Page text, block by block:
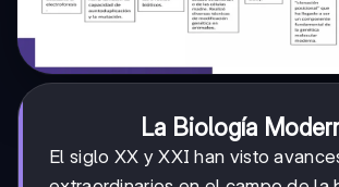
La Biología
El siglo XX y XXI han visto